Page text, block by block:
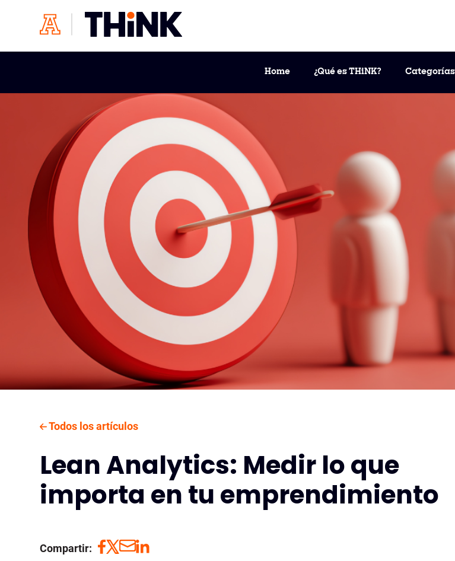
Home ¿Qué es THiNK? Categorías
Todos los artículos
Lean Analytics: Medir lo que
importa en tu emprendimiento
Compartir: